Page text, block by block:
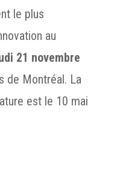
le plus
au
21 novembre
de Montréal. La
est le 10 mai